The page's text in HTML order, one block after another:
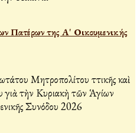
Πατέρων της Α' Οικουμενικής